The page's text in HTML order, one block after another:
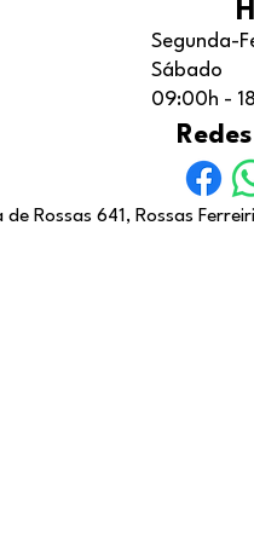
Segunda-
Sábado
09:00h -
de Rossas 641, Rossas